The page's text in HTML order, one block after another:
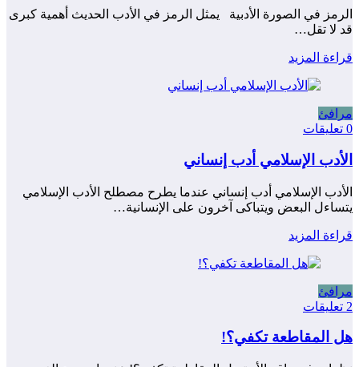
الرمز في الصورة الأدبية يمثل الرمز في الأدب الحديث أهمية كبرى
قد لا تقل…
قراءة المزيد
مرافئ
0 تعليقات
الأدب الإسلامي أدب إنساني
الأدب الإسلامي أدب إنساني عندما يطرح مصطلح الأدب الإسلامي
يتساءل البعض ويتباكى آخرون على الإنسانية…
قراءة المزيد
مرافئ
2 تعليقات
هل المقاطعة تكفي؟!